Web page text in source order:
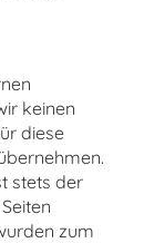
keinen
diese
stets der
zum